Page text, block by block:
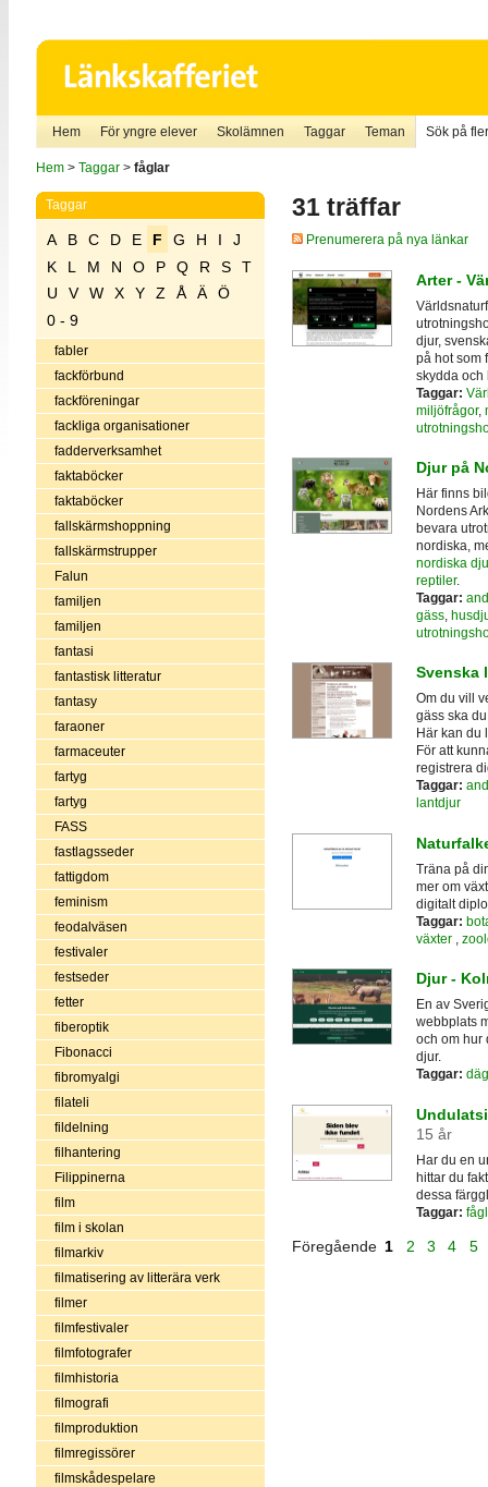
Hem För yngre elever Skolämnen Taggar Teman Sök på
Hem> Taggar> fåglar
Taggar
A B C D E F G H I
J
K
L M N O P Q R S
T
U
V W X Y Z Å Ä
Ö
0 - 9
fabler
fackförbund
fackföreningar
fackliga organisationer
fadderverksamhet
faktaböcker
faktaböcker
fallskärmshoppning
fallskärmstrupper
Falun
familjen
familjen
fantasi
fantastisk litteratur
fantasy
faraoner
farmaceuter
fartyg
fartyg
FASS
fastlagsseder
fattigdom
feminism
feodalväsen
festivaler
festseder
fetter
fiberoptik
Fibonacci
fibromyalgi
filateli
fildelning
filhantering
Filippinerna
film
film i skolan
filmarkiv
filmatisering av litterära verk
filmer
filmfestivaler
filmfotografer
filmhistoria
filmografi
filmproduktion
filmregissörer
filmskådespelare
31 träffar
Prenumerera på nya länkar
Arter -
djur,
på hot som
skydda och
Taggar:
miljöfrågor,
Djur på
Här finns
Nordens
bevara
nordiska,
nordiska
reptiler.
Taggar:
gäss,
Svenska
Om du vill
gäss ska
Här kan du
För att
registrera
Taggar:
lantdjur
Träna på
mer om
digitalt
Taggar:
växter ,
Djur -
En av
webbplats
och om hur
djur.
Taggar:
15 år
Har du en
hittar du
dessa
Taggar:
Föregående 1 2 3 4 5